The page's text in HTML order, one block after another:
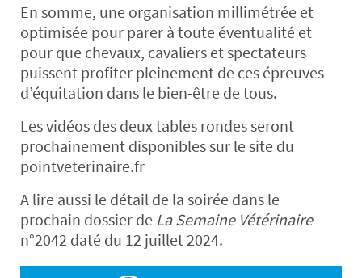
En somme, une organisation millimétrée et
optimisée pour parer à toute éventualité et
pour que chevaux, cavaliers et spectateurs
puissent profiter pleinement de ces épreuves
d’équitation dans le bien-être de tous.
Les vidéos des deux tables rondes seront
prochainement disponibles sur le site du
pointveterinaire.fr
A lire aussi le détail de la soirée dans le
prochain dossier de La Semaine Vétérinaire
n°2042 daté du 12 juillet 2024.